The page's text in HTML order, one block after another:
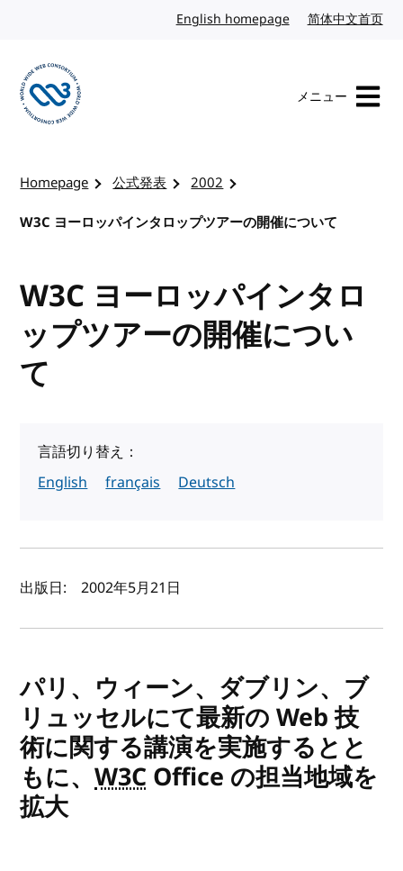
English homepage英語简体中文首页中
メニュー
Homepage 公式発表
2002
W3C ヨーロッパインタロップツアーの開催について
W3C ヨーロッパインタロ
ップツアーの開催につい
て
言語切り替え：
English
français Deutsch
著者と公開日
出版日: 2002年5月21日
パリ、ウィーン、ダブリン、ブ
リュッセルにて最新の Web 技
術に関する講演を実施するとと
もに、W3C Office の担当地域を
拡大